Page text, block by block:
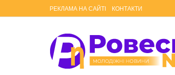
РЕКЛАМА НА САЙТІ КОНТАКТИ